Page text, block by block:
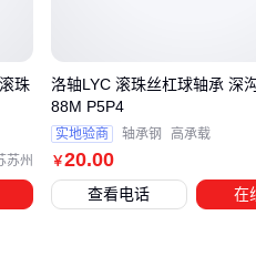
用手持测温
食品级润
苏州
珠
￥20.00
洛轴LYC 滚珠丝杠球轴承 深
88M P5P4
实地验商 轴承钢 高承载
查看电话 在